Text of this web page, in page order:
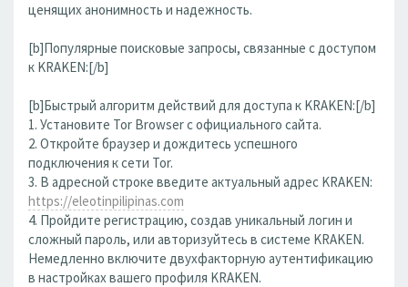
ценящих анонимность и надежность.
[b]Популярные поисковые запросы, связанные с доступом
к KRAKEN:[/b]
[b]Быстрый алгоритм действий для доступа к KRAKEN:[/b]
1. Установите Tor Browser с официального сайта.
2. Откройте браузер и дождитесь успешного
подключения к сети Tor.
3. В адресной строке введите актуальный адрес KRAKEN:
https://eleotinpilipinas.com
4. Пройдите регистрацию, создав уникальный логин и
сложный пароль, или авторизуйтесь в системе KRAKEN.
Немедленно включите двухфакторную аутентификацию
в настройках вашего профиля KRAKEN.